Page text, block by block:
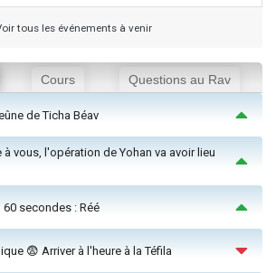
tous les événements à venir
Cours Questions au Rav
de Ticha Béav
à vous, l'opération de Yohan va avoir lieu
60 secondes : Réé
😨 Arriver à l'heure à la Téfila